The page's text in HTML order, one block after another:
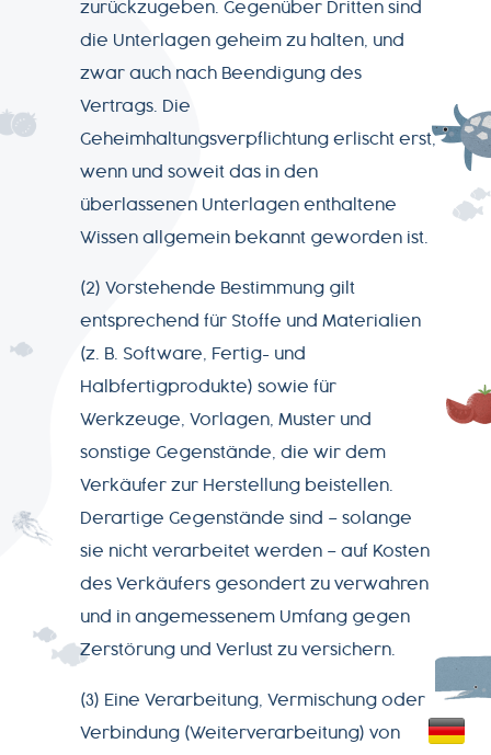
zurückzugeben. Gegenüber Dritten sind
die Unterlagen geheim zu halten, und
zwar auch nach Beendigung des
Vertrags. Die
Geheimhaltungsverpflichtung erlischt erst,
wenn und soweit das in den
überlassenen Unterlagen enthaltene
Wissen allgemein bekannt geworden ist.
(2) Vorstehende Bestimmung gilt
entsprechend für Stoffe und Materialien
(z. B. Software, Fertig- und
Halbfertigprodukte) sowie für
Werkzeuge, Vorlagen, Muster und
sonstige Gegenstände, die wir dem
Verkäufer zur Herstellung beistellen.
Derartige Gegenstände sind – solange
sie nicht verarbeitet werden – auf Kosten
des Verkäufers gesondert zu verwahren
und in angemessenem Umfang gegen
Zerstörung und Verlust zu versichern.
(3) Eine Verarbeitung, Vermischung oder
Verbindung (Weiterverarbeitung) von